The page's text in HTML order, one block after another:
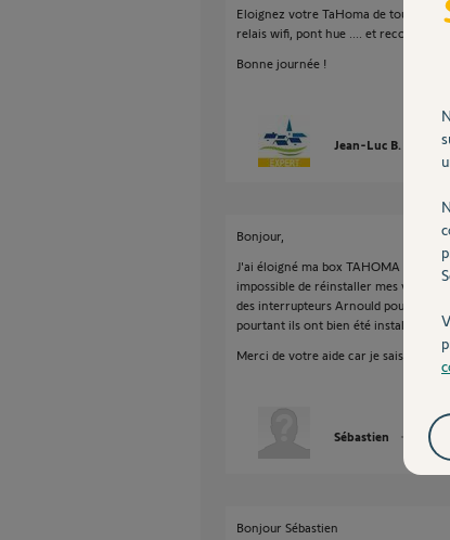
Eloignez votre TaHoma de toutes
relais wifi, pont hue .... et
Bonne journée !
Jean-Luc B. il y
Bonjour,
J'ai éloigné ma box TAHOMA du
impossible de réinstaller mes volets.
des interrupteurs Arnould pour
pourtant ils ont bien été installé une
Merci de votre aide car je sais pas
Sébastien il y a
Bonjour Sébastien